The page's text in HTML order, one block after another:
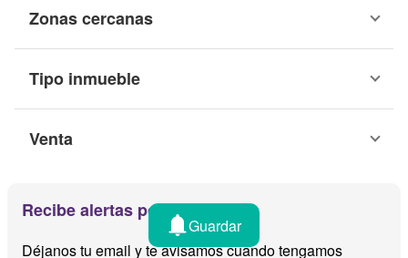
Zonas cercanas
Tipo inmueble
Venta
Recibe alertas por email
Déjanos tu email y te avisamos cuando tengamos
Guardar